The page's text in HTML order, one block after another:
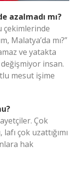
azalmadı mı?
çekimlerinde
Malatya’da mı?”
ve yatakta
insan.
mesut işime
Çok
lafı çok uzattığımı
hak